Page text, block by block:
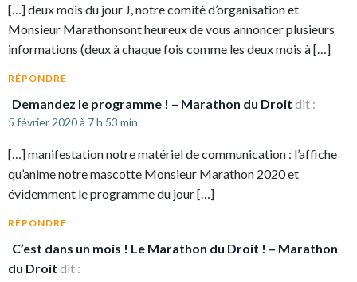
[…] deux mois du jour J, notre comité d’organisation et
Monsieur Marathonsont heureux de vous annoncer plusieurs
informations (deux à chaque fois comme les deux mois à […]
RÉPONDRE
Demandez le programme ! – Marathon du Droit dit :
5 février 2020 à 7 h 53 min
[…] manifestation notre matériel de communication : l’affiche
qu’anime notre mascotte Monsieur Marathon 2020 et
évidemment le programme du jour […]
RÉPONDRE
C’est dans un mois ! Le Marathon du Droit ! – Marathon
du Droit dit :